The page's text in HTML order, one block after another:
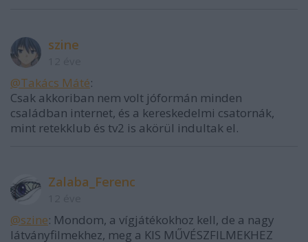
szine
@Takács Máté:
Csak akkoriban nem volt jóformán minden
családban internet, és a kereskedelmi csatornák,
mint retekklub és tv2 is akörül indultak el.
Zalaba_Ferenc
@szine: Mondom, a vígjátékokhoz kell, de a nagy
látványfilmekhez, meg a KIS MŰVÉSZFILMEKHEZ